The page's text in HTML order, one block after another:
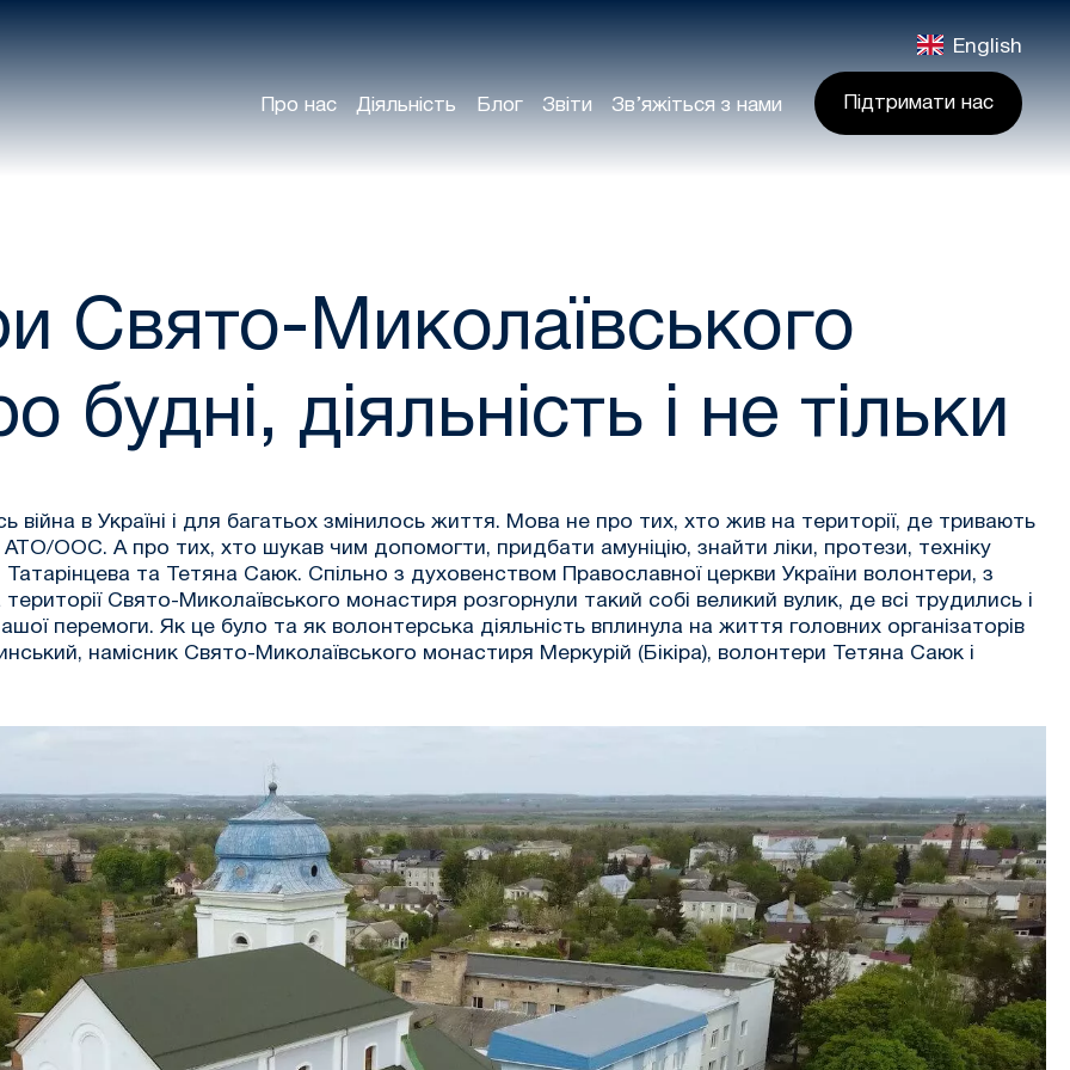
English
Про нас Діяльність Блог Звіти Зв’яжіться з нами Підтримати нас
Свято-Миколаївського
будні, діяльність і не тільки
в Україні і для багатьох змінилось життя. Мова не про тих, хто жив на території, де тривають
ООС. А про тих, хто шукав чим допомогти, придбати амуніцію, знайти ліки, протези, техніку
та Тетяна Саюк. Спільно з духовенством Православної церкви України волонтери, з
Свято-Миколаївського монастиря розгорнули такий собі великий вулик, де всі трудились і
перемоги. Як це було та як волонтерська діяльність вплинула на життя головних організаторів
намісник Свято-Миколаївського монастиря Меркурій (Бікіра), волонтери Тетяна Саюк і